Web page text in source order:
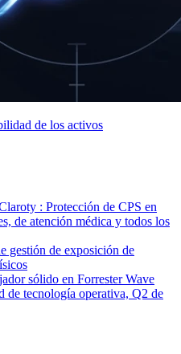
de los activos
: Protección de CPS en
de atención médica y todos los
gestión de exposición de
sólido en Forrester Wave
de tecnología operativa, Q2 de